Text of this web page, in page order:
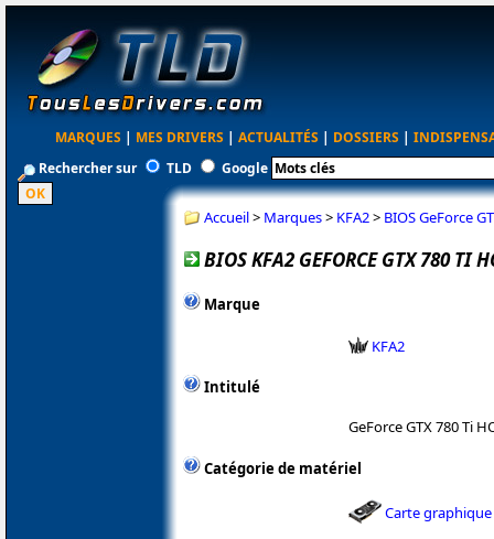
MARQUES | MES DRIVERS | ACTUALITÉS | DOSSIERS |
Rechercher sur
TLD Google
Accueil> Marques> KFA2> BIOS GeForce
BIOS KFA2 GEFORCE GTX 780 TI
Marque
KFA2
Intitulé
GeForce GTX 780 Ti
Catégorie de matériel
Carte graphique